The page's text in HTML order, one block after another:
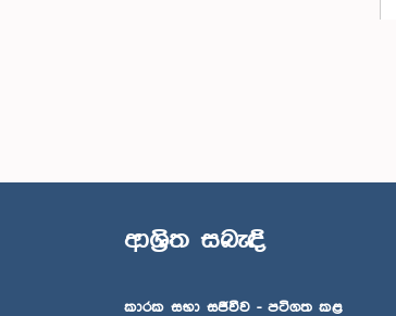
ආශ්‍රිත සබැඳි
කාරක සභා සජීවීව - පටිගත කළ